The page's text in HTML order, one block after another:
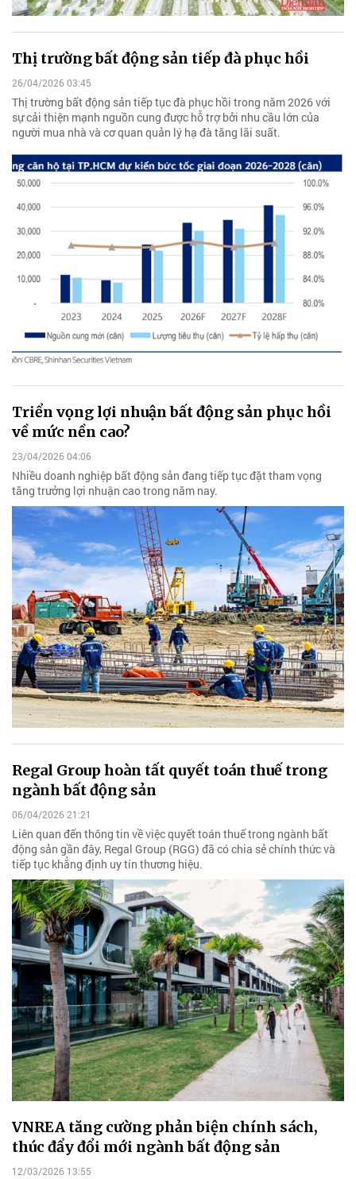
Thị trường bất động sản tiếp đà phục hồi
26/04/2026 03:45
Thị trường bất động sản tiếp tục đà phục hồi trong năm 2026 với
sự cải thiện mạnh nguồn cung được hỗ trợ bởi nhu cầu lớn của
người mua nhà và cơ quan quản lý hạ đà tăng lãi suất.
Triển vọng lợi nhuận bất động sản phục hồi
về mức nền cao?
23/04/2026 04:06
Nhiều doanh nghiệp bất động sản đang tiếp tục đặt tham vọng
tăng trưởng lợi nhuận cao trong năm nay.
Regal Group hoàn tất quyết toán thuế trong
ngành bất động sản
06/04/2026 21:21
Liên quan đến thông tin về việc quyết toán thuế trong ngành bất
động sản gần đây, Regal Group (RGG) đã có chia sẻ chính thức và
tiếp tục khẳng định uy tín thương hiệu.
VNREA tăng cường phản biện chính sách,
thúc đẩy đổi mới ngành bất động sản
12/03/2026 13:55